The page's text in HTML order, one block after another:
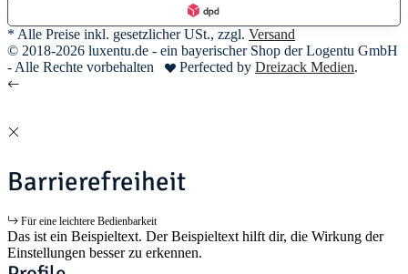
* Alle Preise inkl. gesetzlicher USt., zzgl. Versand
© 2018-2026 luxentu.de - ein bayerischer Shop der Logentu GmbH
- Alle Rechte vorbehalten
Perfected by Dreizack Medien.
Barrierefreiheit
Für eine leichtere Bedienbarkeit
Das ist ein Beispieltext. Der Beispieltext hilft dir, die Wirkung der
Einstellungen besser zu erkennen.